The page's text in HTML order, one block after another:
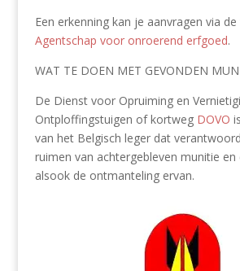
Een erkenning kan je aanvragen via
Agentschap voor onroerend erfgoed.
WAT TE DOEN MET GEVONDEN
De Dienst voor Opruiming en
Ontploffingstuigen of kortweg DOVO
van het Belgisch leger dat
ruimen van achtergebleven munitie en
alsook de ontmanteling ervan.